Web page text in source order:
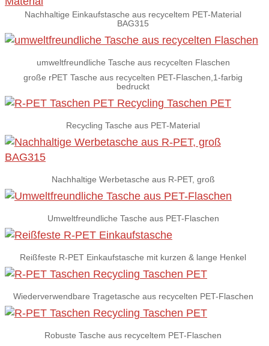
Nachhaltige Einkaufstasche aus recyceltem PET-Material
BAG315
umweltfreundliche Tasche aus recycelten Flaschen
große rPET Tasche aus recycelten PET-Flaschen,1-farbig
bedruckt
Recycling Tasche aus PET-Material
Nachhaltige Werbetasche aus R-PET, groß
Umweltfreundliche Tasche aus PET-Flaschen
Reißfeste R-PET Einkaufstasche mit kurzen & lange Henkel
Wiederverwendbare Tragetasche aus recycelten PET-Flaschen
Robuste Tasche aus recyceltem PET-Flaschen